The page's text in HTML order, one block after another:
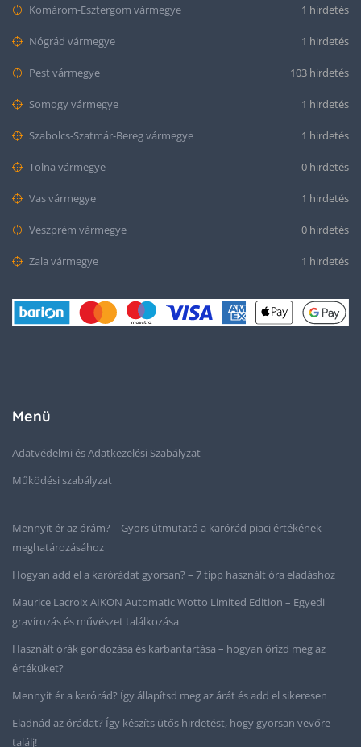
Komárom-Esztergom vármegye 1 hirdetés
Nógrád vármegye 1 hirdetés
Pest vármegye 103 hirdetés
Somogy vármegye 1 hirdetés
Szabolcs-Szatmár-Bereg vármegye 1 hirdetés
Tolna vármegye 0 hirdetés
Vas vármegye 1 hirdetés
Veszprém vármegye 0 hirdetés
Zala vármegye 1 hirdetés
Menü
Adatvédelmi és Adatkezelési Szabályzat
Működési szabályzat
Mennyit ér az órám? – Gyors útmutató a karórád piaci értékének
meghatározásához
Hogyan add el a karórádat gyorsan? – 7 tipp használt óra eladáshoz
Maurice Lacroix AIKON Automatic Wotto Limited Edition – Egyedi
gravírozás és művészet találkozása
Használt órák gondozása és karbantartása – hogyan őrizd meg az
értéküket?
Mennyit ér a karórád? Így állapítsd meg az árát és add el sikeresen
Eladnád az órádat? Így készíts ütős hirdetést, hogy gyorsan vevőre
találj!